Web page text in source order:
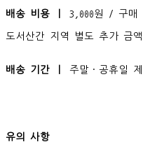
배송 비용 ㅣ 3,000원 / 구매
도서산간 지역 별도 추가 금
배송 기간 ㅣ 주말·공휴일
유의 사항